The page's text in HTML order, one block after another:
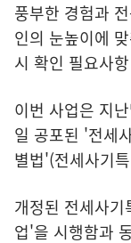
풍부한 경험과
인의 눈높이에
시 확인 필요사
이번 사업은 지
일 공포된 '전세
별법'(전세사기
개정된 전세사
업'을 시행함과